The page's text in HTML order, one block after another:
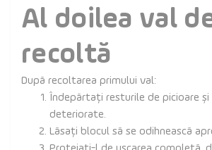
Al doilea val
recoltă
După recoltarea primului val:
Îndepărtați resturile de picioare
deteriorate.
Lăsați blocul să se odihnească